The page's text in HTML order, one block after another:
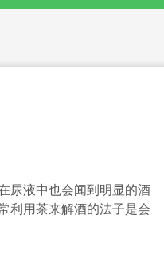
尿液中也会闻到明显的酒
利用茶来解酒的法子是会